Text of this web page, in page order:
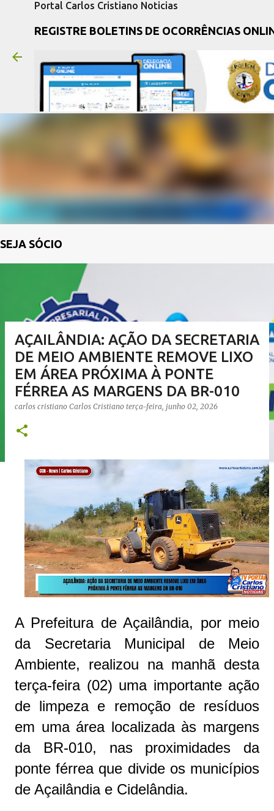
Portal Carlos Cristiano Noticias
REGISTRE BOLETINS DE OCORRÊNCIAS
SEJA SÓCIO
AÇAILÂNDIA: AÇÃO DA SECRETARIA
DE MEIO AMBIENTE REMOVE LIXO
EM ÁREA PRÓXIMA À PONTE
FÉRREA AS MARGENS DA BR-010
carlos cristiano Carlos Cristiano terça-feira, junho 02, 2026
A Prefeitura de Açailândia, por meio
da Secretaria Municipal de Meio
Ambiente, realizou na manhã desta
terça-feira (02) uma importante ação
de limpeza e remoção de resíduos
em uma área localizada às margens
da BR-010, nas proximidades da
ponte férrea que divide os municípios
de Açailândia e Cidelândia.